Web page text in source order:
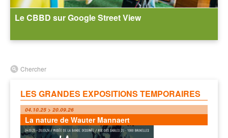
Le CBBD sur Google Street View
Chercher
LES GRANDES EXPOSITIONS TEMPORAIRES
04.10.25 > 20.09.26
La nature de Wauter Mannaert